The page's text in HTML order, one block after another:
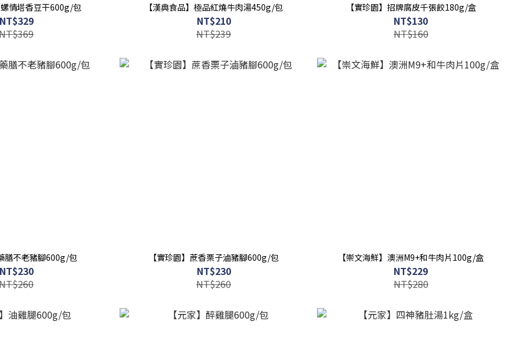
情塔香豆干600g/包 【漢典食品】極品紅燒牛肉湯450g/包
NT$210
NT$239
【實珍園】招牌腐皮千張餃180g/盒
NT$130
NT$160
膳不老豬腳600g/包 【實珍園】蔗香栗子滷豬腳600g/包
NT$230
NT$260
【崇文海鮮】澳洲M9+和牛肉片100g/盒
NT$229
NT$280